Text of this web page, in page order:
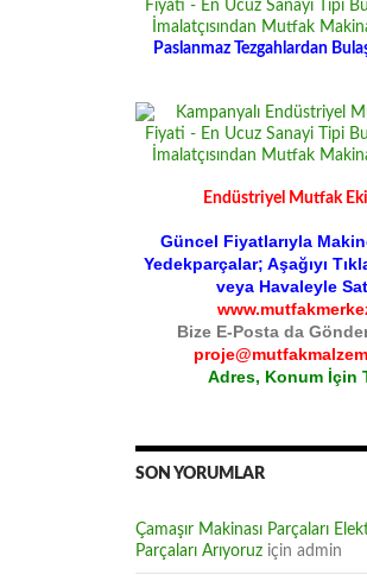
Paslanmaz Tezgahlardan
Endüstriyel Mutfak
Güncel Fiyatlarıyla
Yedekparçalar; Aşağıyı
veya Havaleyle
Bize E-Posta da
Adres, Konum İçin
SON YORUMLAR
Çamaşır Makinası Parçaları
Parçaları Arıyoruz için admin